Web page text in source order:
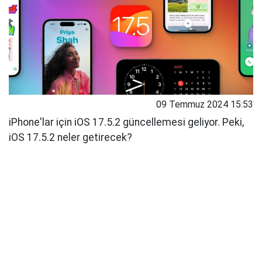
09 Temmuz 2024 15:53
iPhone'lar için iOS 17.5.2 güncellemesi geliyor. Peki,
iOS 17.5.2 neler getirecek?